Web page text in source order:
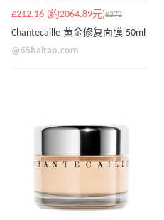
£212.16 (约2064.89元)£272
Chantecaille 黄金修复面膜 50ml
@55haitao.com